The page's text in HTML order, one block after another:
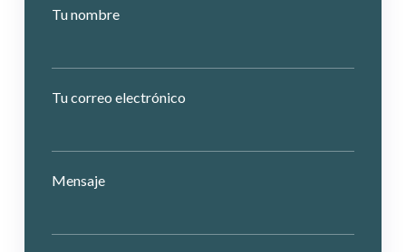
Tu nombre
Tu correo electrónico
Mensaje